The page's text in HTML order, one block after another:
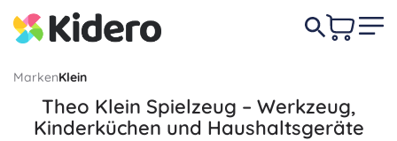
MarkenKlein
Theo Klein Spielzeug – Werkzeug,
Kinderküchen und Haushaltsgeräte